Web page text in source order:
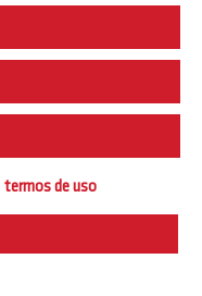
termos de uso